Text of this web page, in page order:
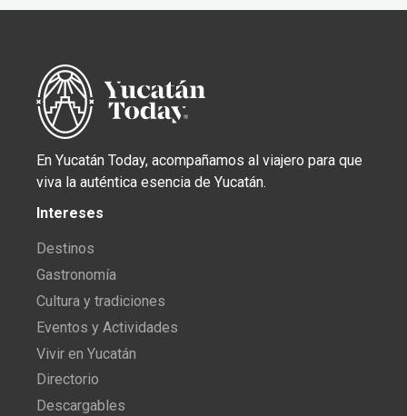
En Yucatán Today, acompañamos al viajero para que
viva la auténtica esencia de Yucatán.
Intereses
Destinos
Gastronomía
Cultura y tradiciones
Eventos y Actividades
Vivir en Yucatán
Directorio
Descargables